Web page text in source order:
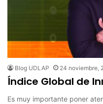
Blog UDLAP 24 noviembre,
Índice Global de
Es muy importante poner